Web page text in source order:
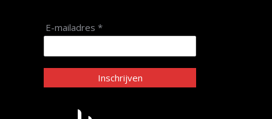
E-mailadres *
Inschrijven